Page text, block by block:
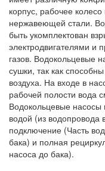
корпус, рабочее колесо
нержавеющей стали.
быть укомплектован
электродвигателями и
газов. Водокольцевые
сушки, так как
воздуха. На входе в
рабочей полости вода
Водокольцевые
водой (из водопровода
подключение (Часть
бака) и полная
насоса до бака).